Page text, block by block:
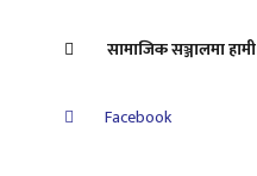
सामाजिक सञ्जालमा हामी
Facebook